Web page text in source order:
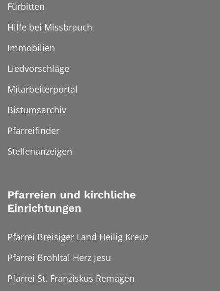
Fürbitten
Hilfe bei Missbrauch
Immobilien
Liedvorschläge
Mitarbeiterportal
Bistumsarchiv
Pfarreifinder
Stellenanzeigen
Pfarreien und kirchliche
Einrichtungen
Pfarrei Breisiger Land Heilig Kreuz
Pfarrei Brohltal Herz Jesu
Pfarrei St. Franziskus Remagen